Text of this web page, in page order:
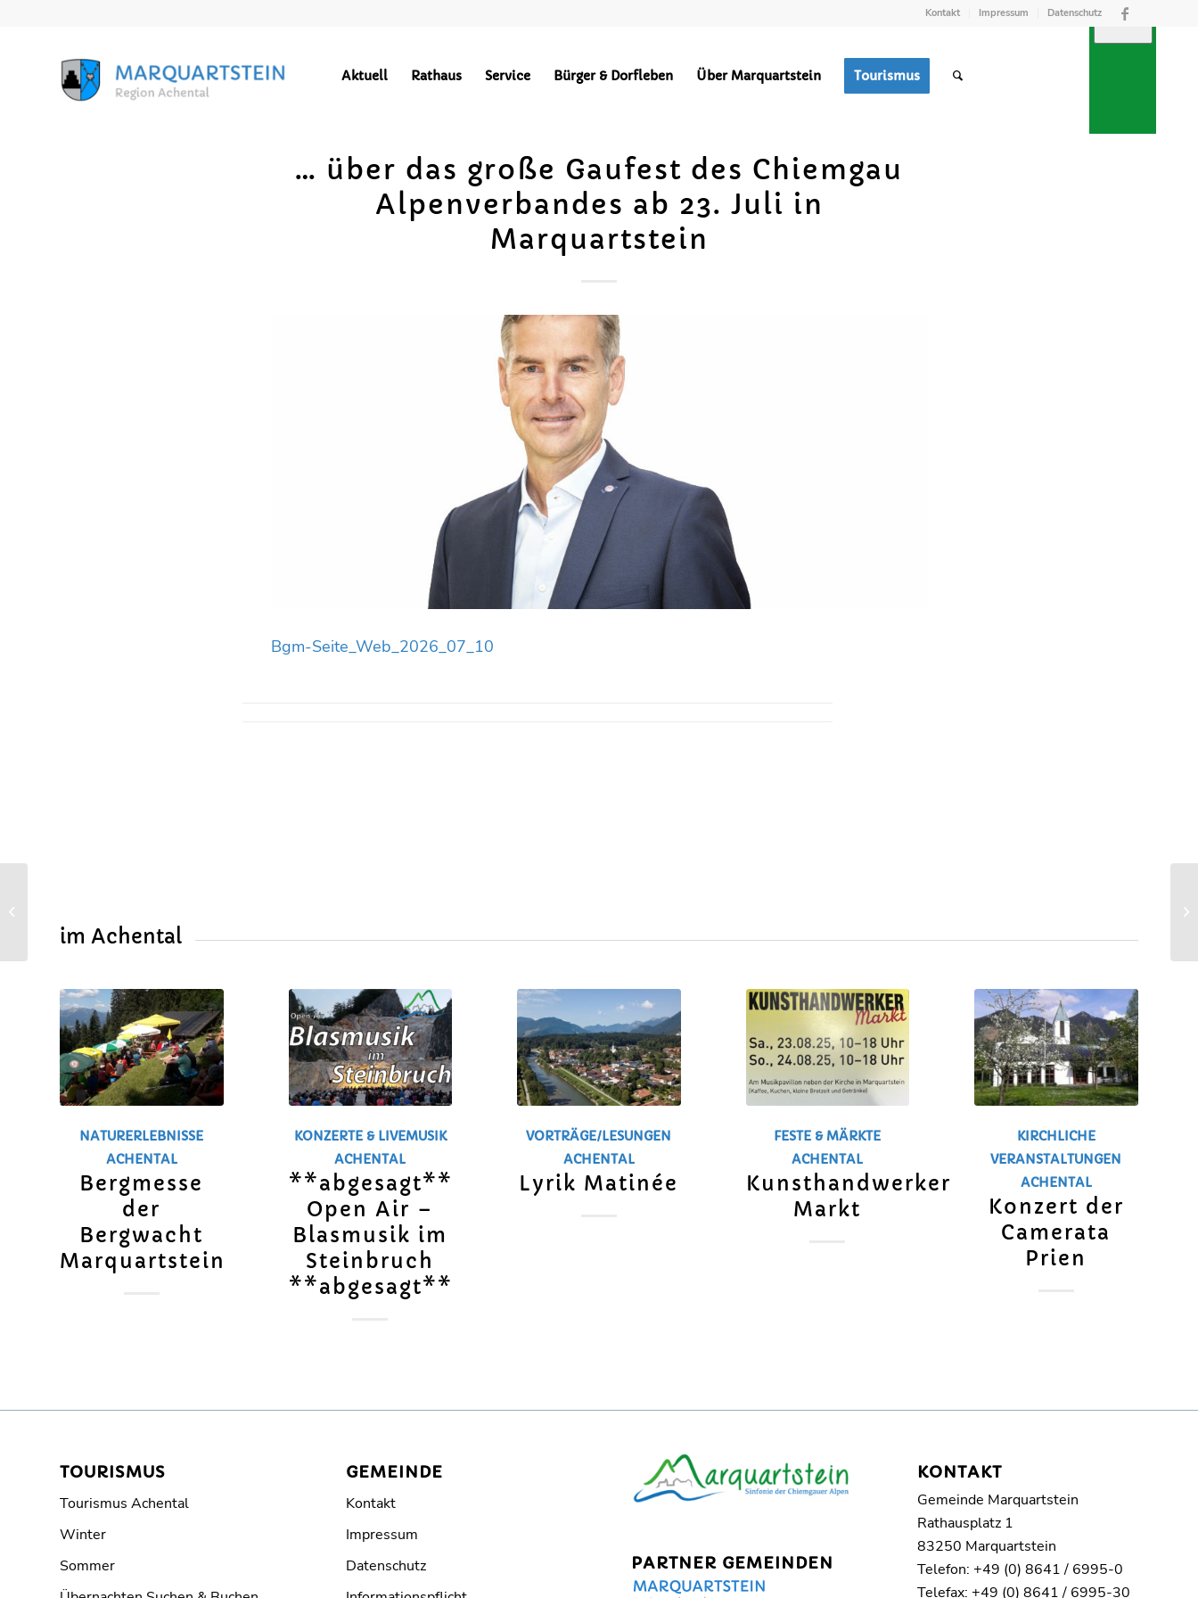
Kontakt Impressum Datenschutz
Aktuell Rathaus Service Bürger & Dorfleben Über Marquartstein Tourismus
… über das große Gaufest des Chiemgau
Alpenverbandes ab 23. Juli in
Marquartstein
Bgm-Seite_Web_2026_07_10
im Achental
NATURERLEBNISSE
ACHENTAL
Bergmesse
der
Bergwacht
Marquartstein
KONZERTE & LIVEMUSIK
ACHENTAL
**abgesagt**
Open Air –
Blasmusik im
Steinbruch
**abgesagt**
VORTRÄGE/LESUNGEN
ACHENTAL
Lyrik Matinée
FESTE & MÄRKTE
ACHENTAL
Kunsthandwerker
Markt
KIRCHLICHE
VERANSTALTUNGEN
ACHENTAL
Konzert der
Camerata
Prien
TOURISMUS
Tourismus Achental
Winter
Sommer
GEMEINDE
Kontakt
Impressum
Datenschutz
PARTNER GEMEINDEN
KONTAKT
Gemeinde Marquartstein
Rathausplatz 1
83250 Marquartstein
Telefon: +49 (0) 8641 / 6995-0
Telefax: +49 (0) 8641 / 6995-30
engagierte Bürgerinnen
und Bürger für die...